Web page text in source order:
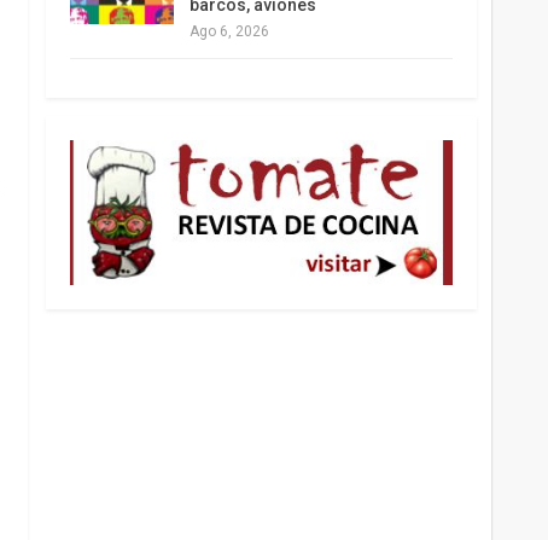
barcos, aviones
Ago 6, 2026